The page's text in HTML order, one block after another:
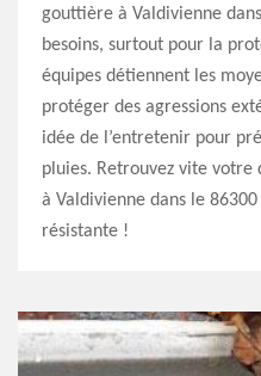
gouttière à Valdivienne
besoins, surtout pour la
équipes détiennent les
protéger des agressions
idée de l’entretenir pour
pluies. Retrouvez vite votre
à Valdivienne dans le
résistante !